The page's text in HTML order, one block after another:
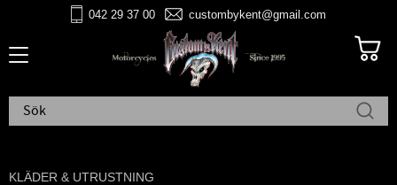
042 29 37 00 custombykent@gmail.com
KLÄDER & UTRUSTNING